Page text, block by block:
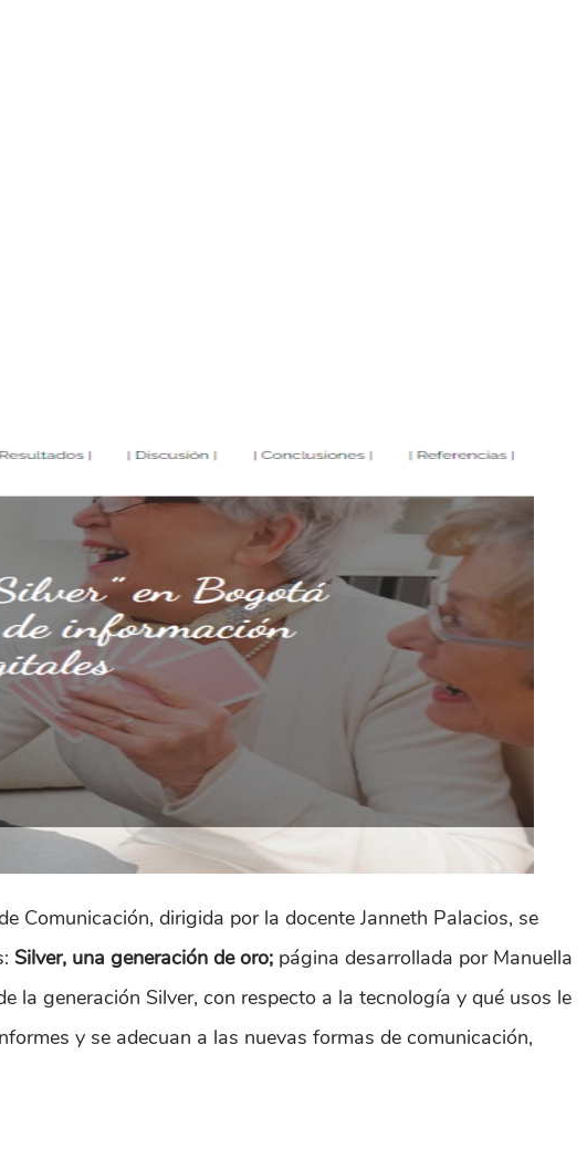
Comunicación, dirigida por la docente Janneth Palacios, se
Silver, una generación de oro; página desarrollada por Manuella
la generación Silver, con respecto a la tecnología y qué usos le
y se adecuan a las nuevas formas de comunicación,